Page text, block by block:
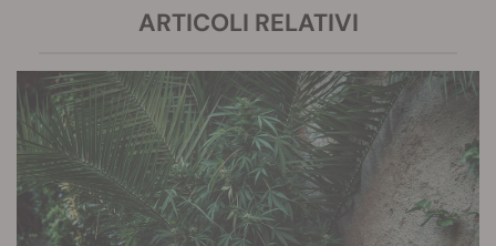
ARTICOLI RELATIVI